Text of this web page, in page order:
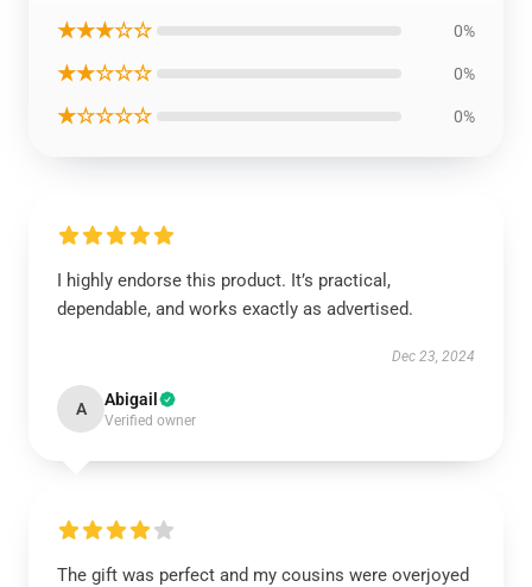
★★★☆☆ 0%
★★☆☆☆ 0%
★☆☆☆☆ 0%
I highly endorse this product. It’s practical,
dependable, and works exactly as advertised.
Dec 23, 2024
A Abigail
Verified owner
The gift was perfect and my cousins were overjoyed